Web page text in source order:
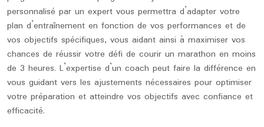
personnalisé par un expert vous permettra d’adapter votre
plan d’entraînement en fonction de vos performances et de
vos objectifs spécifiques, vous aidant ainsi à maximiser vos
chances de réussir votre défi de courir un marathon en moins
de 3 heures. L’expertise d’un coach peut faire la différence en
vous guidant vers les ajustements nécessaires pour optimiser
votre préparation et atteindre vos objectifs avec confiance et
efficacité.